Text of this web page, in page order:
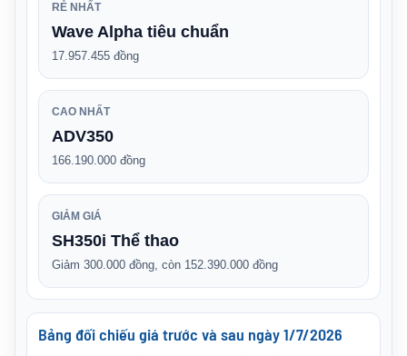
RẺ NHẤT
Wave Alpha tiêu chuẩn
17.957.455 đồng
CAO NHẤT
ADV350
166.190.000 đồng
GIẢM GIÁ
SH350i Thể thao
Giảm 300.000 đồng, còn 152.390.000 đồng
Bảng đối chiếu giá trước và sau ngày 1/7/2026